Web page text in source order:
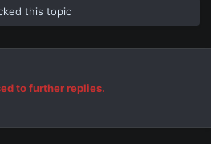
this topic
to further replies.